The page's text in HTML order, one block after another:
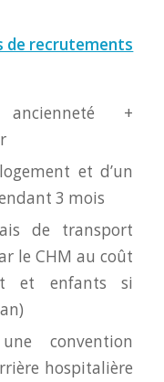
de recrutements
ancienneté +
et d’un
3 mois
de transport
le CHM au coût
et enfants si
convention
hospitalière